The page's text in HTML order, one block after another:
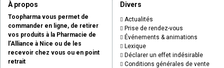
À propos
Toopharma vous permet de
commander en ligne, de retirer
vos produits à la Pharmacie de
l’Alliance à Nice ou de les
recevoir chez vous ou en point
retrait
Divers
Actualités
Prise de rendez-vous
Événements & animations
Lexique
Déclarer un effet indésirable
Conditions générales de vente